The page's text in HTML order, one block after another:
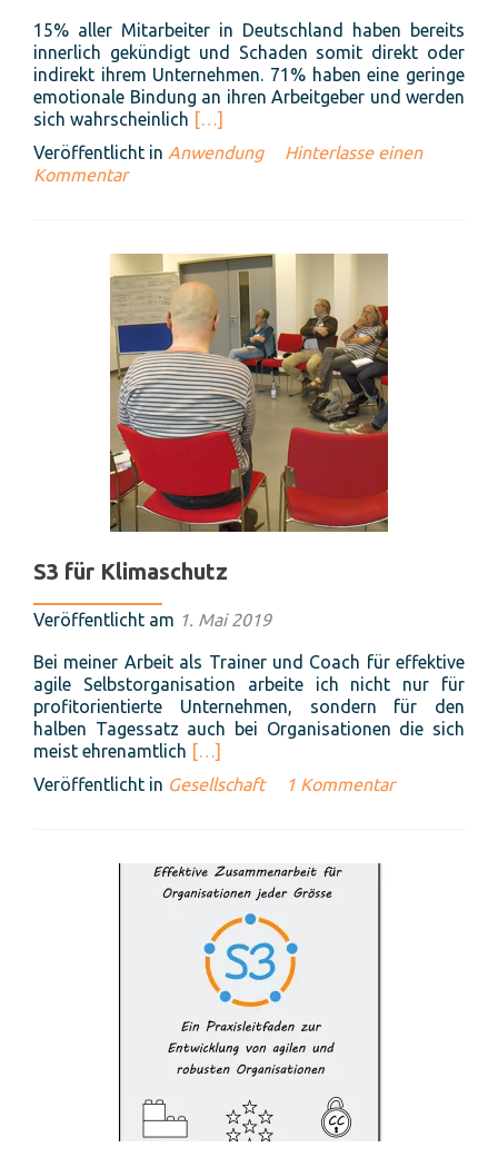
15% aller Mitarbeiter in Deutschland haben bereits
innerlich gekündigt und Schaden somit direkt oder
indirekt ihrem Unternehmen. 71% haben eine geringe
emotionale Bindung an ihren Arbeitgeber und werden
sich wahrscheinlich Read
about
der
Mitarbeiter
[…]
Veröffentlicht in Anwendung
Hinterlasse einen
Kommentar
S3 für Klimaschutz
Veröffentlicht am 1. Mai 2019
Bei meiner Arbeit als Trainer und Coach für effektive
agile Selbstorganisation arbeite ich nicht nur für
profitorientierte Unternehmen, sondern für den
halben Tagessatz auch bei Organisationen die sich
meist ehrenamtlich Read
more
about
Klimaschutz
[…]
Veröffentlicht in Gesellschaft 1 Kommentar